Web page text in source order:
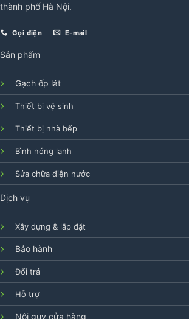
thành phố Hà Nội.
Gọi điện E-mail
Sản phẩm
Gạch ốp lát
Thiết bị vệ sinh
Thiết bị nhà bếp
Bình nóng lạnh
Sửa chữa điện nước
Dịch vụ
Xây dựng & lắp đặt
Bảo hành
Đổi trả
Hỗ trợ
Nội quy cửa hàng